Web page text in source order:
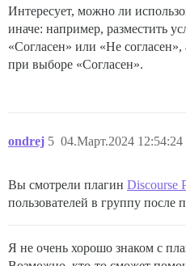
Интересует, можно ли
иначе: например, разместить
«Согласен» или «Не согласен»,
при выборе «Согласен».
ondrej 04.Март.2024 12:54:24
5
Вы смотрели плагин Discourse
пользователей в группу после
Я не очень хорошо знаком с